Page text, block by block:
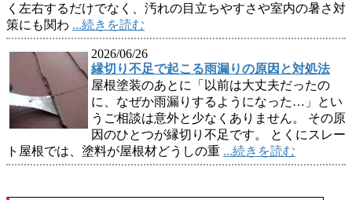
く左右するだけでなく、汚れの目立ちやすさや室内の暑さ対
策にも関わ ...続きを読む
2026/06/26
縁切り不足で起こる雨漏りの原因と対処法
屋根塗装のあとに「以前は大丈夫だったの
に、なぜか雨漏りするようになった…」とい
うご相談は意外と少なくありません。 その原
因のひとつが縁切り不足です。 とくにスレー
ト屋根では、塗料が屋根材どうしの重 ...続きを読む